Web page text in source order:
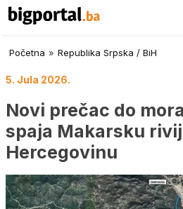
Početna » Republika Srpska / BiH
5. Jula 2026.
Novi prečac do
spaja Makarsku
Hercegovinu